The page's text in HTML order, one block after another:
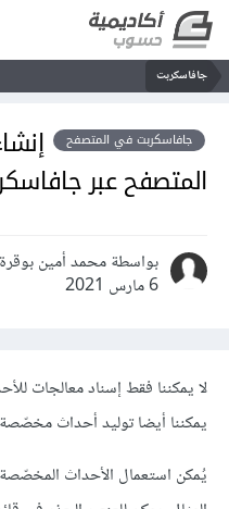
جافاسكربت
جافاسكربت في المتصفح
المتصفح عبر
بواسطة محمد أمين بوقرة
6 مارس 2021
لا يمكننا فقط إسناد معالجات
يمكننا أيضا توليد أحداث
يُمكن استعمال الأحداث